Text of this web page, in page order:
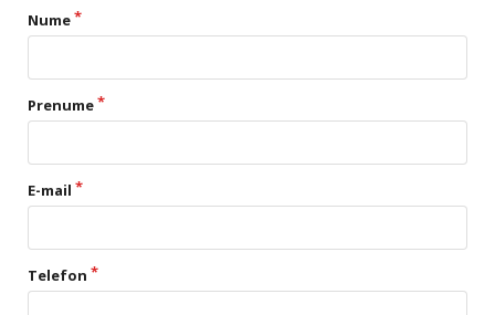
Nume
Prenume
E-mail
Telefon